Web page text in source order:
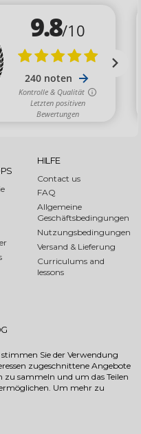
HILFE
Contact us
FAQ
Allgemeine
Geschäftsbedingungen
Nutzungsbedingungen
Versand & Lieferung
Curriculums and
lessons
to
Sie der Verwendung
zugeschnittene Angebote
sammeln und um das Teilen
Um mehr zu